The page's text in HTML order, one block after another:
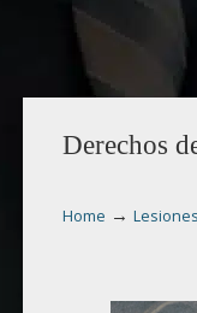
Derechos
Home →